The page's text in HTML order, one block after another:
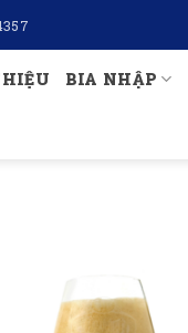
BIA NHẬP